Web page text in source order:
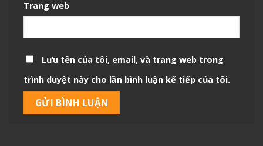
Trang web
Lưu tên của tôi, email, và trang web trong
trình duyệt này cho lần bình luận kế tiếp của tôi.